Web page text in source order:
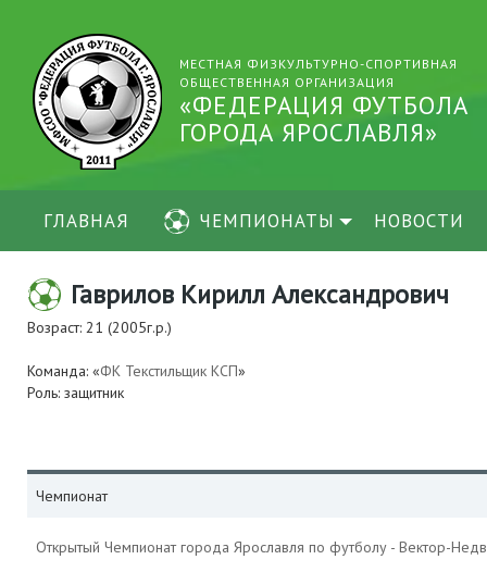
МЕСТНАЯ ФИЗКУЛЬТУРНО-СПОРТИВНАЯ
ОБЩЕСТВЕННАЯ ОРГАНИЗАЦИЯ
«ФЕДЕРАЦИЯ ФУТБОЛА
ГОРОДА ЯРОСЛАВЛЯ»
ГЛАВНАЯ ЧЕМПИОНАТЫ НОВОСТИ
Гаврилов Кирилл Александрович
Возраст: 21 (2005г.р.)
Команда: «ФК Текстильщик КСП»
Роль: защитник
Чемпионат
Открытый Чемпионат города Ярославля по футболу - Вектор-